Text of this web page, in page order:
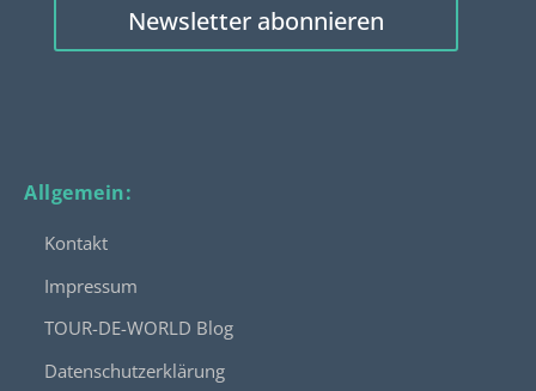
Newsletter abonnieren
Allgemein:
Kontakt
Impressum
TOUR-DE-WORLD Blog
Datenschutzerklärung